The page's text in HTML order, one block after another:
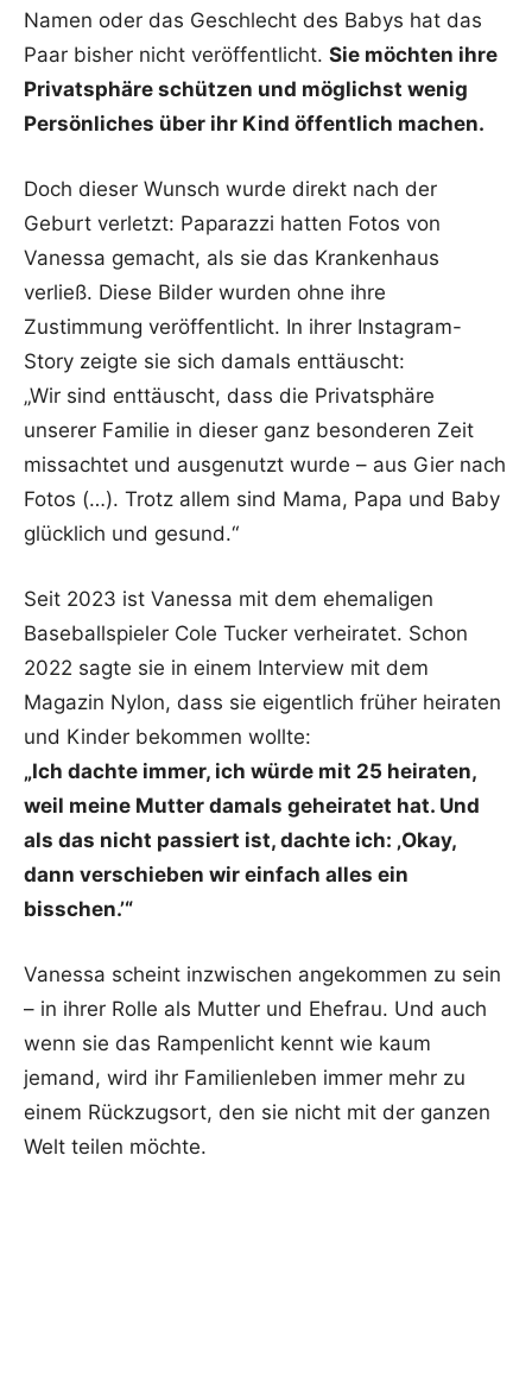
Namen oder das Geschlecht des Babys hat das
Paar bisher nicht veröffentlicht. Sie möchten ihre
Privatsphäre schützen und möglichst wenig
Persönliches über ihr Kind öffentlich machen.
Doch dieser Wunsch wurde direkt nach der
Geburt verletzt: Paparazzi hatten Fotos von
Vanessa gemacht, als sie das Krankenhaus
verließ. Diese Bilder wurden ohne ihre
Zustimmung veröffentlicht. In ihrer Instagram-
Story zeigte sie sich damals enttäuscht:
„Wir sind enttäuscht, dass die Privatsphäre
unserer Familie in dieser ganz besonderen Zeit
missachtet und ausgenutzt wurde – aus Gier nach
Fotos (…). Trotz allem sind Mama, Papa und Baby
glücklich und gesund.“
Seit 2023 ist Vanessa mit dem ehemaligen
Baseballspieler Cole Tucker verheiratet. Schon
2022 sagte sie in einem Interview mit dem
Magazin Nylon, dass sie eigentlich früher heiraten
und Kinder bekommen wollte:
„Ich dachte immer, ich würde mit 25 heiraten,
weil meine Mutter damals geheiratet hat. Und
als das nicht passiert ist, dachte ich: ‚Okay,
dann verschieben wir einfach alles ein
bisschen.’“
Vanessa scheint inzwischen angekommen zu sein
– in ihrer Rolle als Mutter und Ehefrau. Und auch
wenn sie das Rampenlicht kennt wie kaum
jemand, wird ihr Familienleben immer mehr zu
einem Rückzugsort, den sie nicht mit der ganzen
Welt teilen möchte.